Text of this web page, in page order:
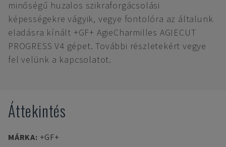
minőségű huzalos szikraforgácsolási
képességekre vágyik, vegye fontolóra az általunk
eladásra kínált +GF+ AgieCharmilles AGIECUT
PROGRESS V4 gépet. További részletekért vegye
fel velünk a kapcsolatot.
Áttekintés
MÁRKA: +GF+